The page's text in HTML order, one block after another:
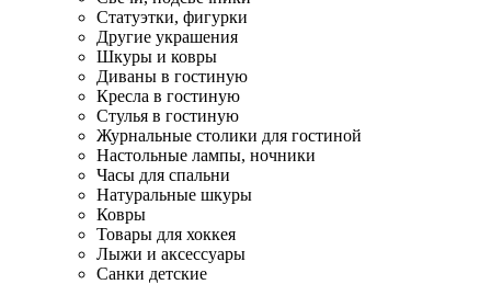
Статуэтки, фигурки
Другие украшения
Шкуры и ковры
Диваны в гостиную
Кресла в гостиную
Стулья в гостиную
Журнальные столики для гостиной
Настольные лампы, ночники
Часы для спальни
Натуральные шкуры
Ковры
Товары для хоккея
Лыжи и аксессуары
Санки детские